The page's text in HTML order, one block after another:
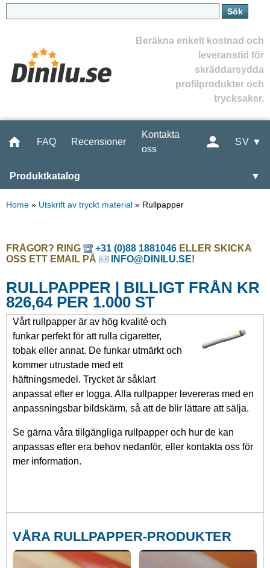
Beräkna enkelt kostnad och
leveranstid för
skräddarsydda
profilprodukter och
trycksaker.
FAQ Recensioner
Kontakta
oss
SV ▼
Produktkatalog ▼
Home » Utskrift av tryckt material » Rullpapper
FRÅGOR? RING +31 (0)88 1881046 ELLER SKICKA
OSS ETT EMAIL PÅ
INFO@DINILU.SE!
RULLPAPPER | BILLIGT FRÅN KR
826,64 PER 1.000 ST
Vårt rullpapper är av hög kvalité och
funkar perfekt för att rulla cigaretter,
tobak eller annat. De funkar utmärkt och
kommer utrustade med ett
häftningsmedel. Trycket är såklart
anpassat efter er logga. Alla rullpapper levereras med en
anpassningsbar bildskärm, så att de blir lättare att sälja.
Se gärna våra tillgängliga rullpapper och hur de kan
anpassas efter era behov nedanför, eller kontakta oss för
mer information.
VÅRA RULLPAPPER-PRODUKTER